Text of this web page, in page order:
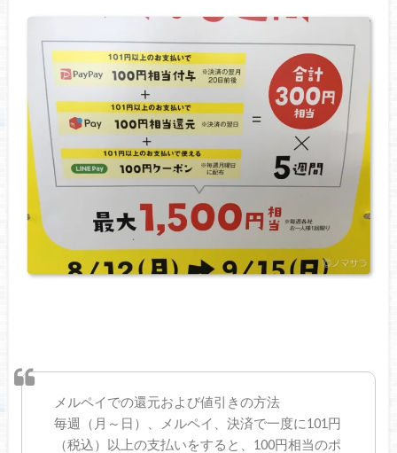
メルペイでの還元および値引きの方法
毎週（月～日）、メルペイ、決済で一度に101円
（税込）以上の支払いをすると、100円相当のポ